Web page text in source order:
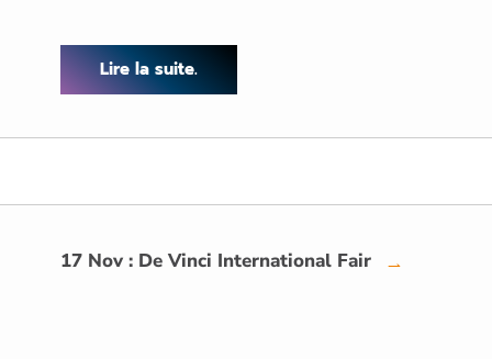
Lire la suite.
17 Nov : De Vinci International Fair →